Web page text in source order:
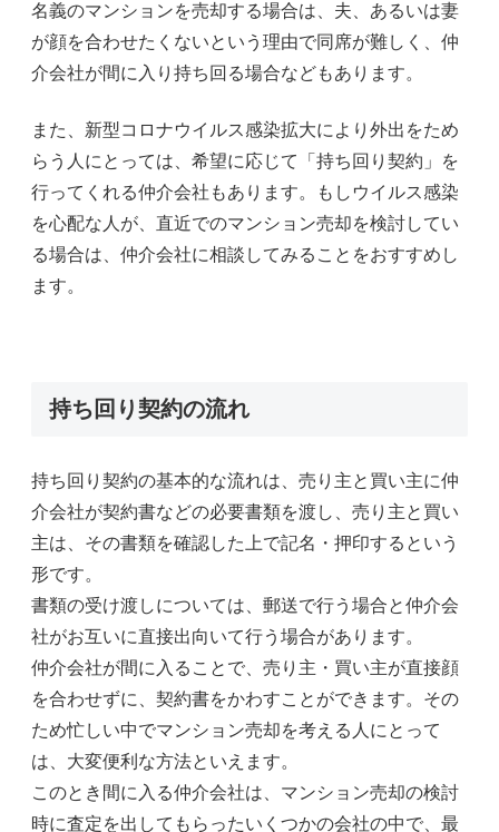
名義のマンションを売却する場合は、夫、あるいは妻
が顔を合わせたくないという理由で同席が難しく、仲
介会社が間に入り持ち回る場合などもあります。
また、新型コロナウイルス感染拡大により外出をため
らう人にとっては、希望に応じて「持ち回り契約」を
行ってくれる仲介会社もあります。もしウイルス感染
を心配な人が、直近でのマンション売却を検討してい
る場合は、仲介会社に相談してみることをおすすめし
ます。
持ち回り契約の流れ
持ち回り契約の基本的な流れは、売り主と買い主に仲
介会社が契約書などの必要書類を渡し、売り主と買い
主は、その書類を確認した上で記名・押印するという
形です。
書類の受け渡しについては、郵送で行う場合と仲介会
社がお互いに直接出向いて行う場合があります。
仲介会社が間に入ることで、売り主・買い主が直接顔
を合わせずに、契約書をかわすことができます。その
ため忙しい中でマンション売却を考える人にとって
は、大変便利な方法といえます。
このとき間に入る仲介会社は、マンション売却の検討
時に査定を出してもらったいくつかの会社の中で、最